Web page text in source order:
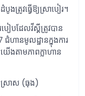
ត្រូវធ្វើឱ្យស្រាបៀរ។
ៀបដែលវីស្គីត្រូវបាន
ហានមូលដ្ឋានក្នុងការ
ើងតាមភាពក្លាហាន
ស្រាស (ធុង)